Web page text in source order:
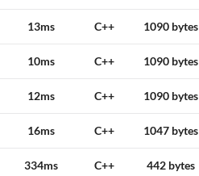
13ms C++ 1090 bytes
10ms C++ 1090 bytes
12ms C++ 1090 bytes
16ms C++ 1047 bytes
334ms C++ 442 bytes